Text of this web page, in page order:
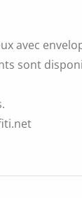
avec
sont